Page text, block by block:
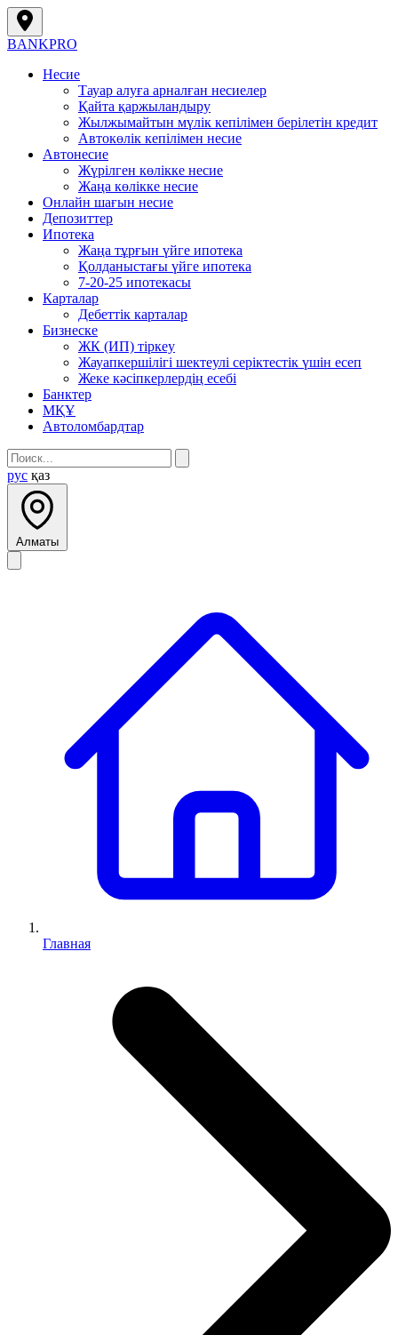
BANKPRO
Несие
Тауар алуға арналған несиелер
Қайта қаржыландыру
Жылжымайтын мүлік кепілімен берілетін кредит
Автокөлік кепілімен несие
Автонесие
Жүрілген көлікке несие
Жаңа көлікке несие
Онлайн шағын несие
Депозиттер
Ипотека
Жаңа тұрғын үйге ипотека
Қолданыстағы үйге ипотека
7-20-25 ипотекасы
Карталар
Дебеттік карталар
Бизнеске
ЖК (ИП) тіркеу
Жауапкершілігі шектеулі серіктестік үшін есеп
Жеке кәсіпкерлердің есебі
Банктер
МҚҰ
Автоломбардтар
рус қаз
Алматы
Главная